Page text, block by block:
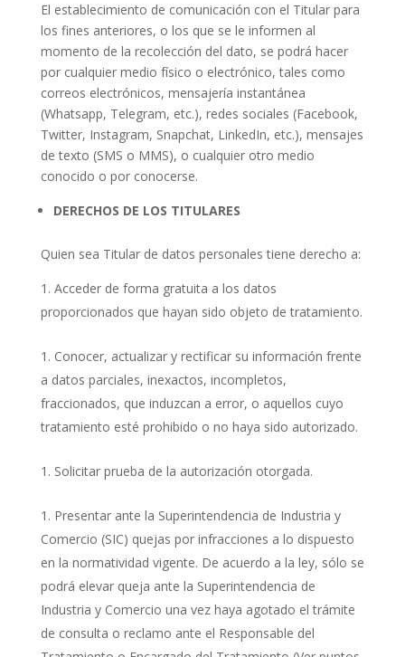
El establecimiento de comunicación con el Titular para
los fines anteriores, o los que se le informen al
momento de la recolección del dato, se podrá hacer
por cualquier medio físico o electrónico, tales como
correos electrónicos, mensajería instantánea
(Whatsapp, Telegram, etc.), redes sociales (Facebook,
Twitter, Instagram, Snapchat, LinkedIn, etc.), mensajes
de texto (SMS o MMS), o cualquier otro medio
conocido o por conocerse.
DERECHOS DE LOS TITULARES
Quien sea Titular de datos personales tiene derecho a:
Acceder de forma gratuita a los datos
proporcionados que hayan sido objeto de tratamiento.
Conocer, actualizar y rectificar su información frente
a datos parciales, inexactos, incompletos,
fraccionados, que induzcan a error, o aquellos cuyo
tratamiento esté prohibido o no haya sido autorizado.
Solicitar prueba de la autorización otorgada.
Presentar ante la Superintendencia de Industria y
Comercio (SIC) quejas por infracciones a lo dispuesto
en la normatividad vigente. De acuerdo a la ley, sólo se
podrá elevar queja ante la Superintendencia de
Industria y Comercio una vez haya agotado el trámite
de consulta o reclamo ante el Responsable del